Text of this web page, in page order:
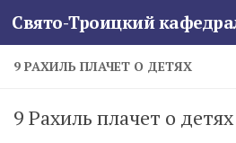
Skip to content
9 РАХИЛЬ ПЛАЧЕТ О ДЕТЯХ
9 Рахиль плачет о детях